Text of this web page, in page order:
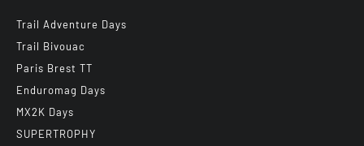
Trail Adventure Days
Trail Bivouac
Paris Brest TT
Enduromag Days
MX2K Days
SUPERTROPHY